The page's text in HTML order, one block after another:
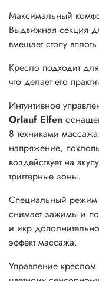
Максимальный
Выдвижная секция
вмещает стопу
Кресло подходит
что делает его
Интуитивное
Orlauf Elfen
8 техниками
напряжение,
воздействует на
триггерные зоны.
Специальный режим
снимает зажимы и
и икр
эффект массажа.
Управление креслом